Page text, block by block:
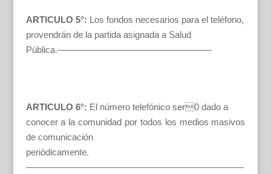
ARTICULO 5°: Los fondos necesarios para el teléfono,
provendrán de la partida asignada a Salud
Pública.—————————————————
ARTICULO 6°: El número telefónico ser0 dado a
conocer a la comunidad por todos los medios masivos
de comunicación
periódicamente.
————————————————————————